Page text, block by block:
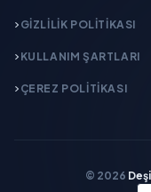
GIZLILIK POLITIKASI
KULLANIM ŞARTLARI
ÇEREZ POLITIKASI
© 2026